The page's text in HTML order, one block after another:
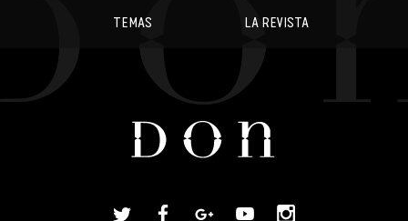
TEMAS LA REVISTA